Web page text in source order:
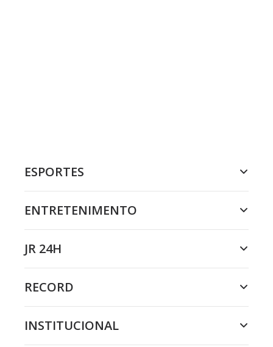
ESPORTES
ENTRETENIMENTO
JR 24H
RECORD
INSTITUCIONAL